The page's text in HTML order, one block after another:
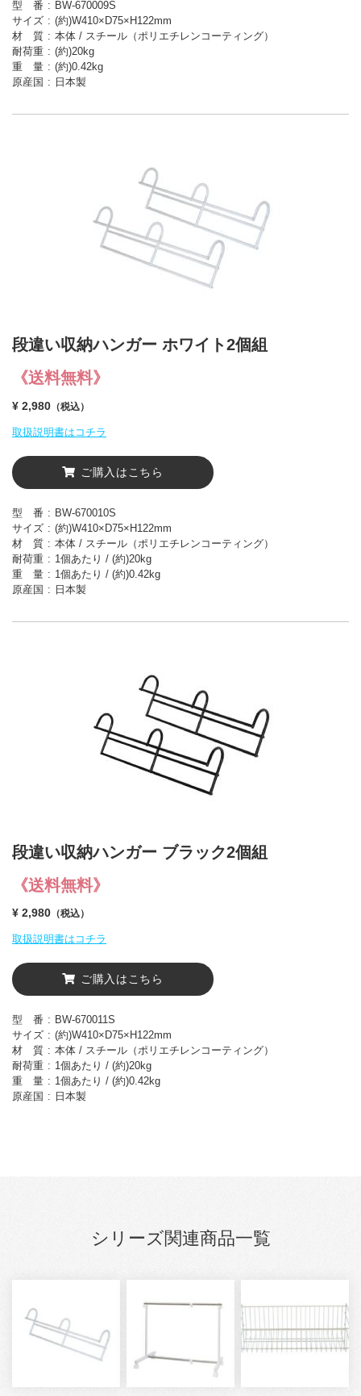
型 番
BW-670009S
サイズ
(約)W410×D75×H122mm
材 質
本体 / スチール（ポリエチレンコーティング）
耐荷重
(約)20kg
重 量
(約)0.42kg
原産国
日本製
段違い収納ハンガー ホワイト2個組
《送料無料》
¥ 2,980 （税込）
取扱説明書はコチラ
ご購入はこちら
型 番
BW-670010S
サイズ
(約)W410×D75×H122mm
材 質
本体 / スチール（ポリエチレンコーティング）
耐荷重
1個あたり / (約)20kg
重 量
1個あたり / (約)0.42kg
原産国
日本製
段違い収納ハンガー ブラック2個組
《送料無料》
¥ 2,980 （税込）
取扱説明書はコチラ
ご購入はこちら
型 番
BW-670011S
サイズ
(約)W410×D75×H122mm
材 質
本体 / スチール（ポリエチレンコーティング）
耐荷重
1個あたり / (約)20kg
重 量
1個あたり / (約)0.42kg
原産国
日本製
シリーズ関連商品一覧